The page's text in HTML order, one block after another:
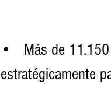
•	Más de 11.150 maestros fueron distribuidos
estratégicamente